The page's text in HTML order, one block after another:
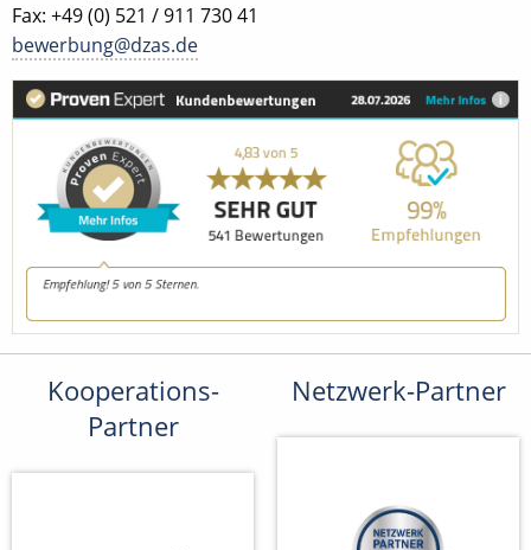
Fax: +49 (0) 521 / 911 730 41
bewerbung@dzas.de
Kooperations-
Partner
Netzwerk-Partner